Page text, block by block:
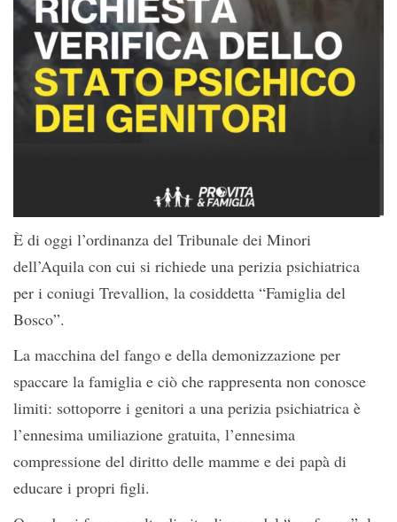
È di oggi l’ordinanza del Tribunale dei Minori
dell’Aquila con cui si richiede una perizia psichiatrica
per i coniugi Trevallion, la cosiddetta “Famiglia del
Bosco”.
La macchina del fango e della demonizzazione per
spaccare la famiglia e ciò che rappresenta non conosce
limiti: sottoporre i genitori a una perizia psichiatrica è
l’ennesima umiliazione gratuita, l’ennesima
compressione del diritto delle mamme e dei papà di
educare i propri figli.